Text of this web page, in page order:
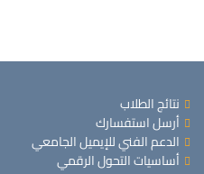
نتائج الطلاب
أرسل استفسارك
الدعم الفني للإيميل الجامعي
أساسيات التحول الرقمي